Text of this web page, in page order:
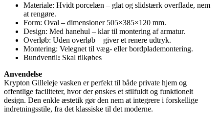
Materiale: Hvidt porcelæn – glat og slidstærk overflade, nem
at rengøre.
Form: Oval – dimensioner 505×385×120 mm.
Design: Med hanehul – klar til montering af armatur.
Overløb: Uden overløb – giver et renere udtryk.
Montering: Velegnet til væg- eller bordplademontering.
Bundventil: Skal tilkøbes
Anvendelse
Krypton Gilleleje vasken er perfekt til både private hjem og
offentlige faciliteter, hvor der ønskes et stilfuldt og funktionelt
design. Den enkle æstetik gør den nem at integrere i forskellige
indretningsstile, fra det klassiske til det moderne.